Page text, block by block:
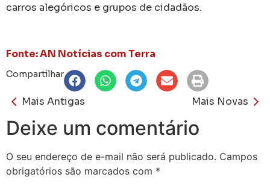
carros alegóricos e grupos de cidadãos.
Fonte: AN Notícias com Terra
Compartilhar
Mais Antigas Mais Novas
Deixe um comentário
O seu endereço de e-mail não será publicado. Campos
obrigatórios são marcados com *